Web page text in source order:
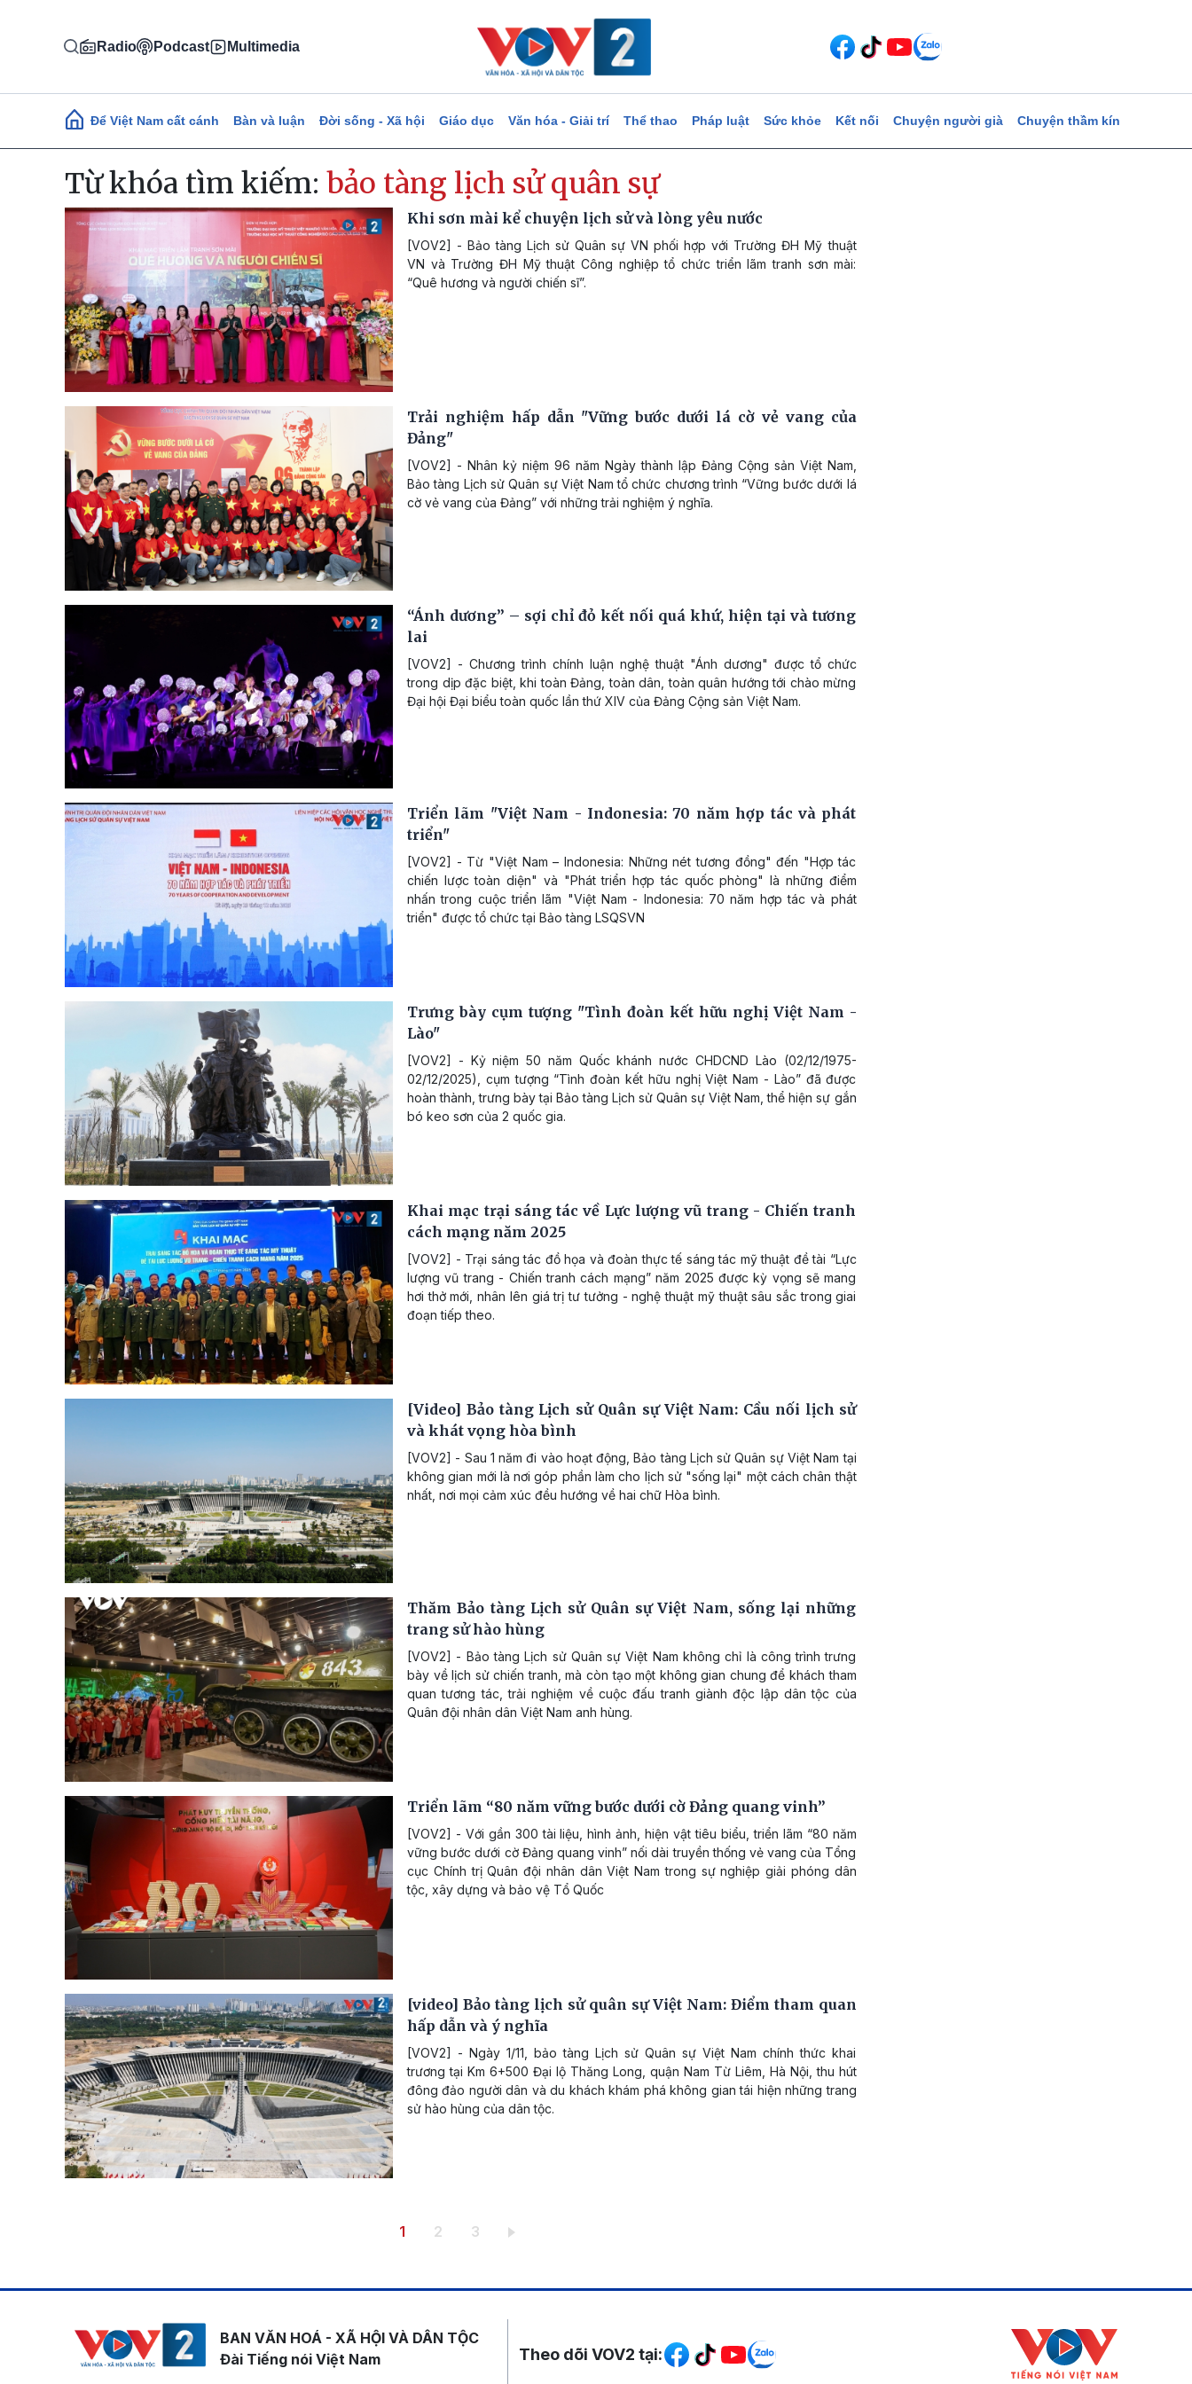
Radio Podcast Multimedia
Main navigation
Để Việt Nam cất cánh Bàn và luận Đời sống - Xã hội Giáo dục Văn hóa - Giải trí Thể thao Pháp luật Sức khỏe Kết nối Chuyện người già Chuyện thầm kín
Từ khóa tìm kiếm: bảo tàng lịch sử quân sự
Khi sơn mài kể chuyện lịch sử và lòng yêu nước
[VOV2] - Bảo tàng Lịch sử Quân sự VN phối hợp với Trường ĐH Mỹ thuật
VN và Trường ĐH Mỹ thuật Công nghiệp tổ chức triển lãm tranh sơn mài:
“Quê hương và người chiến sĩ”.
Trải nghiệm hấp dẫn "Vững bước dưới lá cờ vẻ vang của
Đảng"
[VOV2] - Nhân kỷ niệm 96 năm Ngày thành lập Đảng Cộng sản Việt Nam,
Bảo tàng Lịch sử Quân sự Việt Nam tổ chức chương trình “Vững bước dưới lá
cờ vẻ vang của Đảng” với những trải nghiệm ý nghĩa.
“Ánh dương” – sợi chỉ đỏ kết nối quá khứ, hiện tại và tương
lai
[VOV2] - Chương trình chính luận nghệ thuật "Ánh dương" được tổ chức
trong dịp đặc biệt, khi toàn Đảng, toàn dân, toàn quân hướng tới chào mừng
Đại hội Đại biểu toàn quốc lần thứ XIV của Đảng Cộng sản Việt Nam.
Triển lãm "Việt Nam - Indonesia: 70 năm hợp tác và phát
triển"
[VOV2] - Từ "Việt Nam – Indonesia: Những nét tương đồng" đến "Hợp tác
chiến lược toàn diện" và "Phát triển hợp tác quốc phòng" là những điểm
nhấn trong cuộc triển lãm "Việt Nam - Indonesia: 70 năm hợp tác và phát
triển" được tổ chức tại Bảo tàng LSQSVN
Trưng bày cụm tượng "Tình đoàn kết hữu nghị Việt Nam -
Lào"
[VOV2] - Kỷ niệm 50 năm Quốc khánh nước CHDCND Lào (02/12/1975-
02/12/2025), cụm tượng “Tình đoàn kết hữu nghị Việt Nam - Lào” đã được
hoàn thành, trưng bày tại Bảo tàng Lịch sử Quân sự Việt Nam, thể hiện sự gắn
bó keo sơn của 2 quốc gia.
Khai mạc trại sáng tác về Lực lượng vũ trang - Chiến tranh
cách mạng năm 2025
[VOV2] - Trại sáng tác đồ họa và đoàn thực tế sáng tác mỹ thuật đề tài “Lực
lượng vũ trang - Chiến tranh cách mạng” năm 2025 được kỳ vọng sẽ mang
hơi thở mới, nhân lên giá trị tư tưởng - nghệ thuật mỹ thuật sâu sắc trong giai
đoạn tiếp theo.
[Video] Bảo tàng Lịch sử Quân sự Việt Nam: Cầu nối lịch sử
và khát vọng hòa bình
[VOV2] - Sau 1 năm đi vào hoạt động, Bảo tàng Lịch sử Quân sự Việt Nam tại
không gian mới là nơi góp phần làm cho lịch sử "sống lại" một cách chân thật
nhất, nơi mọi cảm xúc đều hướng về hai chữ Hòa bình.
Thăm Bảo tàng Lịch sử Quân sự Việt Nam, sống lại những
trang sử hào hùng
[VOV2] - Bảo tàng Lịch sử Quân sự Việt Nam không chỉ là công trình trưng
bày về lịch sử chiến tranh, mà còn tạo một không gian chung để khách tham
quan tương tác, trải nghiệm về cuộc đấu tranh giành độc lập dân tộc của
Quân đội nhân dân Việt Nam anh hùng.
Triển lãm “80 năm vững bước dưới cờ Đảng quang vinh”
[VOV2] - Với gần 300 tài liệu, hình ảnh, hiện vật tiêu biểu, triển lãm “80 năm
vững bước dưới cờ Đảng quang vinh” nối dài truyền thống vẻ vang của Tổng
cục Chính trị Quân đội nhân dân Việt Nam trong sự nghiệp giải phóng dân
tộc, xây dựng và bảo vệ Tổ Quốc
[video] Bảo tàng lịch sử quân sự Việt Nam: Điểm tham quan
hấp dẫn và ý nghĩa
[VOV2] - Ngày 1/11, bảo tàng Lịch sử Quân sự Việt Nam chính thức khai
trương tại Km 6+500 Đại lộ Thăng Long, quận Nam Từ Liêm, Hà Nội, thu hút
đông đảo người dân và du khách khám phá không gian tái hiện những trang
sử hào hùng của dân tộc.
Trang hiện thời
1 Trang
2 Trang
3
BAN VĂN HOÁ - XÃ HỘI VÀ DÂN TỘC
Đài Tiếng nói Việt Nam
Mạng xã hội
Theo dõi VOV2 tại: